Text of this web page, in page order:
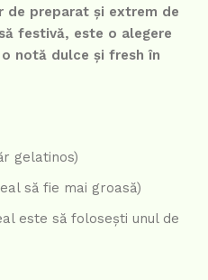
de preparat și extrem de
festivă, este o alegere
notă dulce și fresh în
gelatinos)
să fie mai groasă)
este să folosești unul de